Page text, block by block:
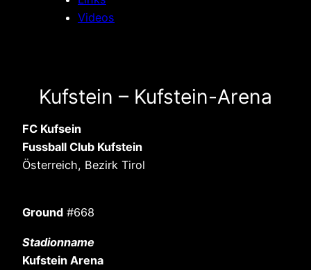
Videos
Kufstein – Kufstein-Arena
FC Kufsein
Fussball Club Kufstein
Österreich, Bezirk Tirol
Ground #668
Stadionname
Kufstein Arena